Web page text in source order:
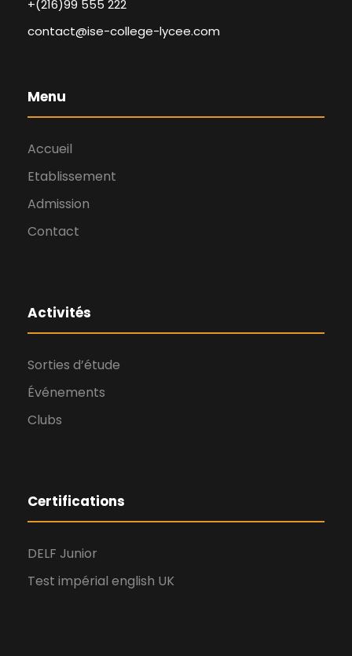
+(216)99 555 222
contact@ise-college-lycee.com
Menu
Accueil
Etablissement
Admission
Contact
Activités
Sorties d’étude
Événements
Clubs
Certifications
DELF Junior
Test impérial english UK